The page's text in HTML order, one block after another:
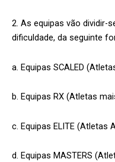
2. As equipas vão dividir-
dificuldade, da seguinte
a. Equipas SCALED
b. Equipas RX (Atletas
c. Equipas ELITE (Atletas
d. Equipas MASTERS